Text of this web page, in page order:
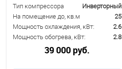
Тип компрессора
Инверторный
На помещение до, кв.м
25
Мощность охлаждения, кВт:
2.6
Мощность обогрева, кВт:
2.8
39 000 руб.